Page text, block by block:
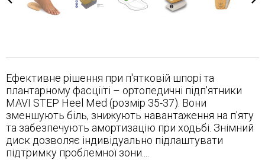
Ефективне рішення при п'ятковій шпорі та
плантарному фасціїті – ортопедичні підп'ятники
MAVI STEP Heel Med (розмір 35-37). Вони
зменшують біль, знижують навантаження на п'яту
та забезпечують амортизацію при ходьбі. Знімний
диск дозволяє індивідуально підлаштувати
підтримку проблемної зони....